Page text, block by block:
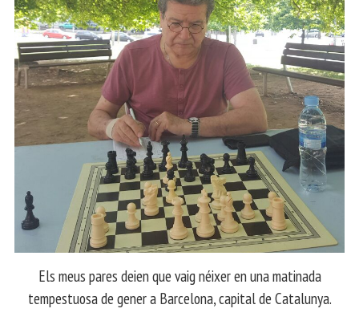
Els meus pares deien que vaig néixer en una matinada
tempestuosa de gener a Barcelona, capital de Catalunya.